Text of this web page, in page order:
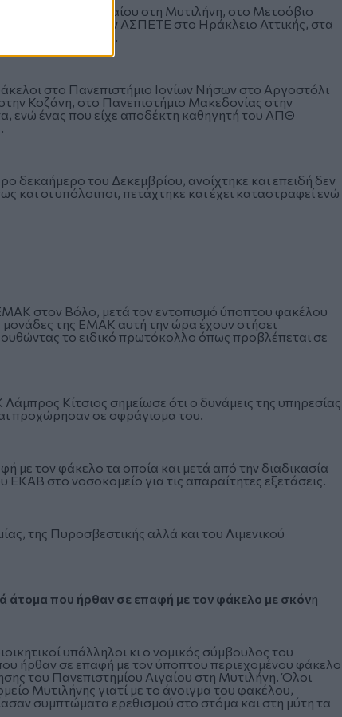
πανεπιστήμιο Αιγαίου στη Μυτιλήνη, στο Μετσόβιο
Αττικής, στην ΑΣΠΕΤΕ στο Ηράκλειο Αττικής, στα
ΕΛΤΑ Κέρκυρας.
στο Πανεπιστήμιο Ιονίων Νήσων στο Αργοστόλι
Κοζάνη, στο Πανεπιστήμιο Μακεδονίας στην
ενώ ένας που είχε αποδέκτη καθηγητή του ΑΠΘ
δεκαήμερο του Δεκεμβρίου, ανοίχτηκε και επειδή δεν
και οι υπόλοιποι, πετάχτηκε και έχει καταστραφεί ενώ
στον Βόλο, μετά τον εντοπισμό ύποπτου φακέλου
της ΕΜΑΚ αυτή την ώρα έχουν στήσει
το ειδικό πρωτόκολλο όπως προβλέπεται σε
Κίτσιος σημείωσε ότι ο δυνάμεις της υπηρεσίας
προχώρησαν σε σφράγισμα του.
με τον φάκελο τα οποία και μετά από την διαδικασία
στο νοσοκομείο για τις απαραίτητες εξετάσεις.
της Πυροσβεστικής αλλά και του Λιμενικού
άτομα που ήρθαν σε επαφή με τον φάκελο με σκόνη
υπάλληλοι κι ο νομικός σύμβουλος του
ήρθαν σε επαφή με τον ύποπτου περιεχομένου φάκελο
του Πανεπιστημίου Αιγαίου στη Μυτιλήνη. Όλοι
Μυτιλήνης γιατί με το άνοιγμα του φακέλου,
συμπτώματα ερεθισμού στο στόμα και στη μύτη τα